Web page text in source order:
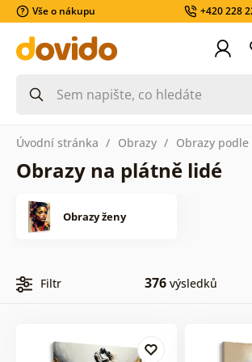
Vše o nákupu +420 228
Úvodní stránka Obrazy Obrazy
Obrazy na plátně lidé
Obrazy ženy
Filtr 376 výsledků